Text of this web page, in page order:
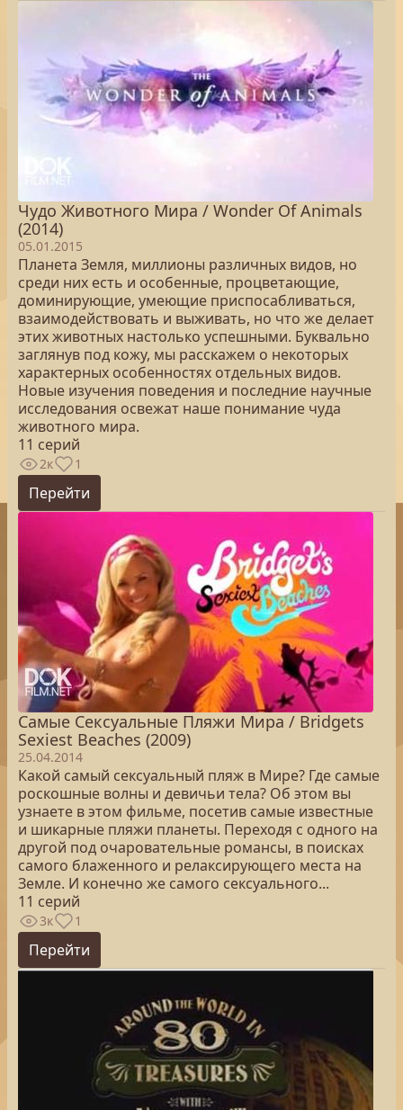
Чудо Животного Мира / Wonder Of Animals
(2014)
05.01.2015
Планета Земля, миллионы различных видов, но
среди них есть и особенные, процветающие,
доминирующие, умеющие приспосабливаться,
взаимодействовать и выживать, но что же делает
этих животных настолько успешными. Буквально
заглянув под кожу, мы расскажем о некоторых
характерных особенностях отдельных видов.
Новые изучения поведения и последние научные
исследования освежат наше понимание чуда
животного мира.
11 серий
2к 1
Перейти
Самые Сексуальные Пляжи Мира / Bridgets
Sexiest Beaches (2009)
25.04.2014
Какой самый сексуальный пляж в Мире? Где самые
роскошные волны и девичьи тела? Об этом вы
узнаете в этом фильме, посетив самые известные
и шикарные пляжи планеты. Переходя с одного на
другой под очаровательные романсы, в поисках
самого блаженного и релаксирующего места на
Земле. И конечно же самого сексуального...
11 серий
3к 1
Перейти